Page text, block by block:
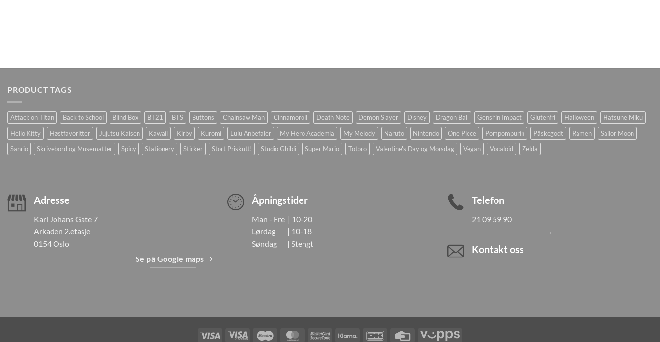
PRODUCT TAGS
Attack on Titan Back to School Blind Box BT21 BTS Buttons Chainsaw Man Cinnamoroll Death Note Demon Slayer Disney Dragon Ball Genshin Impact Glutenfri Halloween
Hatsune Miku
Hello Kitty
Høstfavoritter Jujutsu Kaisen Kawaii Kirby Kuromi Lulu Anbefaler My Hero Academia My Melody Naruto Nintendo One Piece Pompompurin Påskegodt Ramen
Sailor Moon
Sanrio
Skrivebord og Musematter Spicy Stationery Sticker Stort Priskutt! Studio Ghibli Super Mario Totoro Valentine's Day og Morsdag Vegan Vocaloid Zelda
Adresse
Karl Johans Gate 7
Arkaden 2.etasje
0154 Oslo
Se på Google maps
Åpningstider
Man - Fre | 10-20
Lørdag | 10-18
Søndag | Stengt
Telefon
21 09 59 90
Kontakt oss
Visa
Visa
Maestro MasterCardMasterCardKlarna DanKort
Credit
Vipps